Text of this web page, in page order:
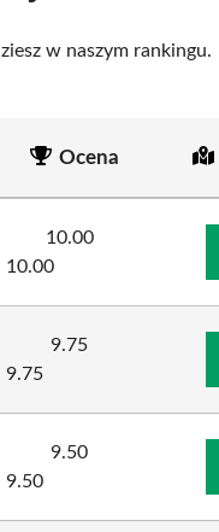
w naszym rankingu.
Ocena
10.00
10.00
9.75
9.75
9.50
9.50